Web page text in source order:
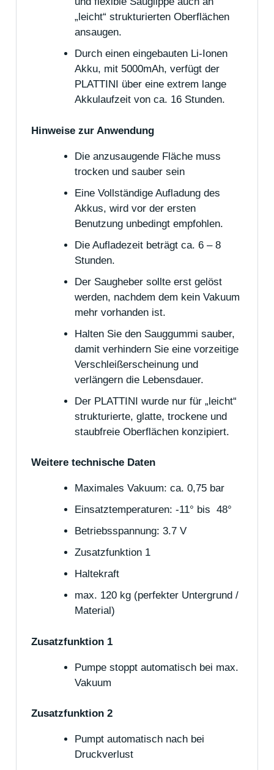
„leicht“ strukturierten Oberflächen
ansaugen.
Durch einen eingebauten Li-Ionen
Akku, mit 5000mAh, verfügt der
PLATTINI über eine extrem lange
Akkulaufzeit von ca. 16 Stunden.
Hinweise zur Anwendung
Die anzusaugende Fläche muss
trocken und sauber sein
Eine Vollständige Aufladung des
Akkus, wird vor der ersten
Benutzung unbedingt empfohlen.
Die Aufladezeit beträgt ca. 6 – 8
Stunden.
Der Saugheber sollte erst gelöst
werden, nachdem dem kein Vakuum
mehr vorhanden ist.
Halten Sie den Sauggummi sauber,
damit verhindern Sie eine vorzeitige
Verschleißerscheinung und
verlängern die Lebensdauer.
Der PLATTINI wurde nur für „leicht“
strukturierte, glatte, trockene und
staubfreie Oberflächen konzipiert.
Weitere technische Daten
Maximales Vakuum: ca. 0,75 bar
Einsatztemperaturen: -11° bis 48°
Betriebsspannung: 3.7 V
Zusatzfunktion 1
Haltekraft
max. 120 kg (perfekter Untergrund /
Material)
Zusatzfunktion 1
Pumpe stoppt automatisch bei max.
Vakuum
Zusatzfunktion 2
Pumpt automatisch nach bei
Druckverlust